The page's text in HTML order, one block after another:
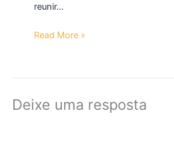
reunir…
Read More »
Deixe uma resposta